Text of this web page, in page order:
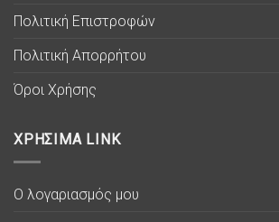
Πολιτική Επιστροφών
Πολιτική Απορρήτου
Όροι Χρήσης
ΧΡΗΣΙΜΑ LINK
Ο λογαριασμός μου